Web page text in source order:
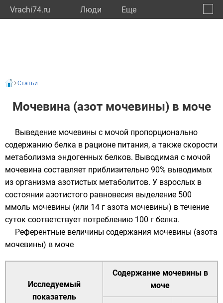
Vrachi74.ru Люди Eще
Статьи
Мочевина (азот мочевины) в моче
Выведение мочевины с мочой пропорционально
содержанию белка в рационе питания, а также скорости
метаболизма эндогенных белков. Выводимая с мочой
мочевина составляет приблизительно 90% выводимых
из организма азотистых метаболитов. У взрослых в
состоянии азотистого равновесия выделение 500
ммоль мочевины (или 14 г азота мочевины) в течение
суток соответствует потреблению 100 г белка.
Референтные величины содержания мочевины (азота
мочевины) в моче
Исследуемый
показатель
Содержание мочевины в
моче